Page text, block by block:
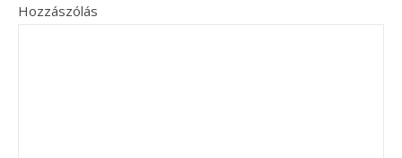
Hozzászólás